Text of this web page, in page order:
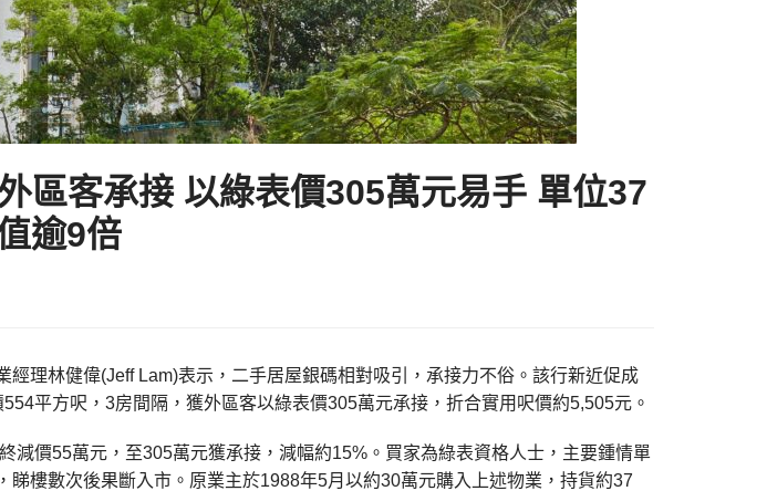
區客承接 以綠表價305萬元易手 單位37
逾9倍
經理林健偉(Jeff Lam)表示，二手居屋銀碼相對吸引，承接力不俗。該行新近促成
平方呎，3房間隔，獲外區客以綠表價305萬元承接，折合實用呎價約5,505元。
減價55萬元，至305萬元獲承接，減幅約15%。買家為綠表資格人士，主要鍾情單
睇樓數次後果斷入市。原業主於1988年5月以約30萬元購入上述物業，持貨約37